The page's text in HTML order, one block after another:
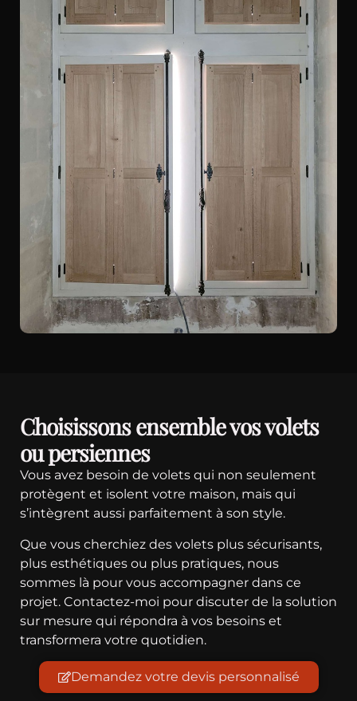
Choisissons ensemble vos volets
ou persiennes
Vous avez besoin de volets qui non seulement
protègent et isolent votre maison, mais qui
s’intègrent aussi parfaitement à son style.
Que vous cherchiez des volets plus sécurisants,
plus esthétiques ou plus pratiques, nous
sommes là pour vous accompagner dans ce
projet. Contactez-moi pour discuter de la solution
sur mesure qui répondra à vos besoins et
transformera votre quotidien.
Demandez votre devis personnalisé